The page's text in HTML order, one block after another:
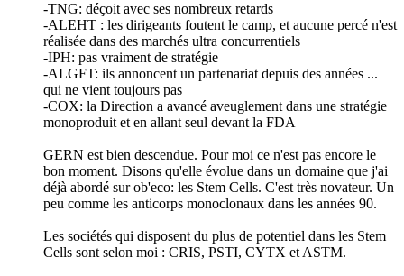
-TNG: déçoit avec ses nombreux retards
-ALEHT : les dirigeants foutent le camp, et aucune percé n'est
réalisée dans des marchés ultra concurrentiels
-IPH: pas vraiment de stratégie
-ALGFT: ils annoncent un partenariat depuis des années ...
qui ne vient toujours pas
-COX: la Direction a avancé aveuglement dans une stratégie
monoproduit et en allant seul devant la FDA
GERN est bien descendue. Pour moi ce n'est pas encore le
bon moment. Disons qu'elle évolue dans un domaine que j'ai
déjà abordé sur ob'eco: les Stem Cells. C'est très novateur. Un
peu comme les anticorps monoclonaux dans les années 90.
Les sociétés qui disposent du plus de potentiel dans les Stem
Cells sont selon moi : CRIS, PSTI, CYTX et ASTM.